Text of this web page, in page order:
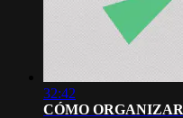
32:42
CÓMO